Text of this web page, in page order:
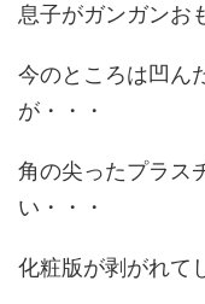
息子がガンガンお
今のところは凹ん
が・・・
角の尖ったプラス
い・・・
化粧版が剥がれて